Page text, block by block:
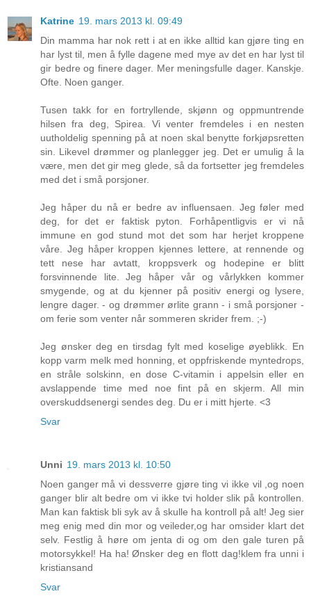
Katrine 19. mars 2013 kl. 09:49
Din mamma har nok rett i at en ikke alltid kan gjøre ting en
har lyst til, men å fylle dagene med mye av det en har lyst til
gir bedre og finere dager. Mer meningsfulle dager. Kanskje.
Ofte. Noen ganger.
Tusen takk for en fortryllende, skjønn og oppmuntrende
hilsen fra deg, Spirea. Vi venter fremdeles i en nesten
uutholdelig spenning på at noen skal benytte forkjøpsretten
sin. Likevel drømmer og planlegger jeg. Det er umulig å la
være, men det gir meg glede, så da fortsetter jeg fremdeles
med det i små porsjoner.
Jeg håper du nå er bedre av influensaen. Jeg føler med
deg, for det er faktisk pyton. Forhåpentligvis er vi nå
immune en god stund mot det som har herjet kroppene
våre. Jeg håper kroppen kjennes lettere, at rennende og
tett nese har avtatt, kroppsverk og hodepine er blitt
forsvinnende lite. Jeg håper vår og vårlykken kommer
smygende, og at du kjenner på positiv energi og lysere,
lengre dager. - og drømmer ørlite grann - i små porsjoner -
om ferie som venter når sommeren skrider frem. ;-)
Jeg ønsker deg en tirsdag fylt med koselige øyeblikk. En
kopp varm melk med honning, et oppfriskende myntedrops,
en stråle solskinn, en dose C-vitamin i appelsin eller en
avslappende time med noe fint på en skjerm. All min
overskuddsenergi sendes deg. Du er i mitt hjerte. <3
Svar
Unni 19. mars 2013 kl. 10:50
Noen ganger må vi dessverre gjøre ting vi ikke vil ,og noen
ganger blir alt bedre om vi ikke tvi holder slik på kontrollen.
Man kan faktisk bli syk av å skulle ha kontroll på alt! Jeg sier
meg enig med din mor og veileder,og har omsider klart det
selv. Festlig å høre om jenta di og om den gale turen på
motorsykkel! Ha ha! Ønsker deg en flott dag!klem fra unni i
kristiansand
Svar